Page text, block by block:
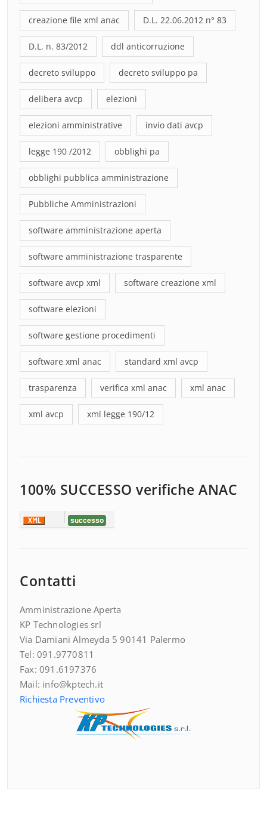
creazione file xml anac D.L. 22.06.2012 n° 83
D.L. n. 83/2012 ddl anticorruzione
decreto sviluppo decreto sviluppo pa
delibera avcp elezioni
elezioni amministrative invio dati avcp
legge 190 /2012 obblighi pa
obblighi pubblica amministrazione
Pubbliche Amministrazioni
software amministrazione aperta
software amministrazione trasparente
software avcp xml software creazione xml
software elezioni
software gestione procedimenti
software xml anac standard xml avcp
trasparenza verifica xml anac xml anac
xml avcp xml legge 190/12
100% SUCCESSO verifiche ANAC
Contatti
Amministrazione Aperta
KP Technologies srl
Via Damiani Almeyda 5 90141 Palermo
Tel: 091.9770811
Fax: 091.6197376
Mail: info@kptech.it
Richiesta Preventivo